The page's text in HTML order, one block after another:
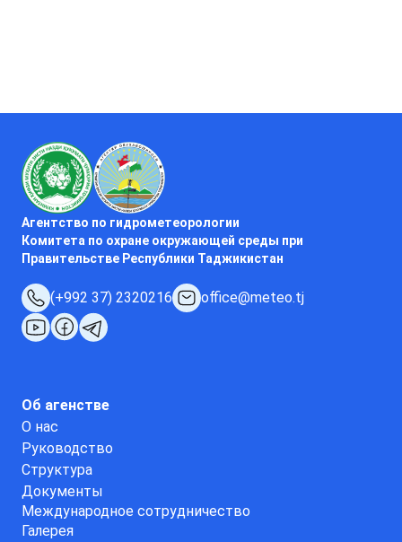
Агентство по гидрометеорологии
Комитета по охране окружающей среды при
Правительстве Республики Таджикистан
(+992 37) 2320216 office@meteo.tj
Об агенстве
О нас
Руководство
Структура
Документы
Международное сотрудничество
Галерея